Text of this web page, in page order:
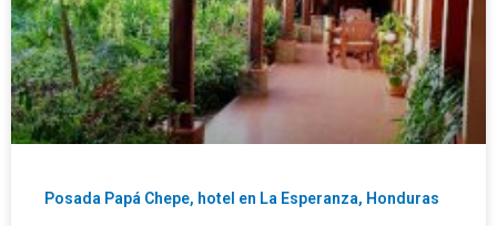
Posada Papá Chepe, hotel en La Esperanza, Honduras